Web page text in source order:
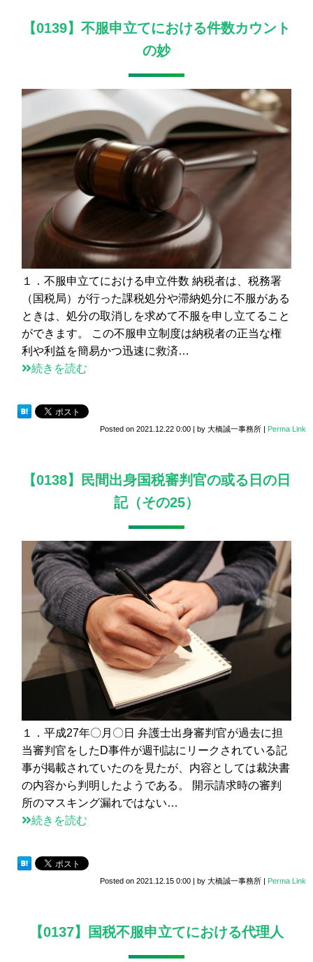
【0139】不服申立てにおける件数カウント
の妙
１．不服申立てにおける申立件数 納税者は、税務署
（国税局）が行った課税処分や滞納処分に不服がある
ときは、処分の取消しを求めて不服を申し立てること
ができます。 この不服申立制度は納税者の正当な権
利や利益を簡易かつ迅速に救済…
続きを読む
Posted on 2021.12.22 0:00 | by 大橋誠一事務所 | Perma Link
【0138】民間出身国税審判官の或る日の日
記（その25）
１．平成27年〇月〇日 弁護士出身審判官が過去に担
当審判官をしたD事件が週刊誌にリークされている記
事が掲載されていたのを見たが、内容としては裁決書
の内容から判明したようである。 開示請求時の審判
所のマスキング漏れではない…
続きを読む
Posted on 2021.12.15 0:00 | by 大橋誠一事務所 | Perma Link
【0137】国税不服申立てにおける代理人